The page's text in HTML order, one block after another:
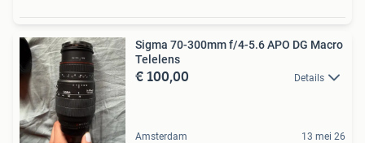
Sigma 70-300mm f/4-5.6 APO DG Macro
Telelens
€ 100,00 Details
Amsterdam 13 mei 26